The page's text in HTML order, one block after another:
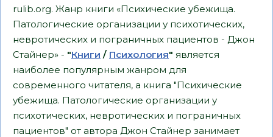
rulib.org. Жанр книги «Психические убежища.
Патологические организации у психотических,
невротических и пограничных пациентов - Джон
Стайнер» - "Книги / Психология" является
наиболее популярным жанром для
современного читателя, а книга "Психические
убежища. Патологические организации у
психотических, невротических и пограничных
пациентов" от автора Джон Стайнер занимает